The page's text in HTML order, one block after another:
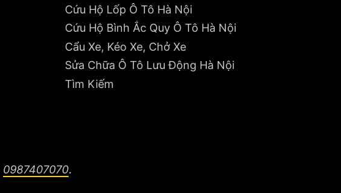
Cứu Hộ Lốp Ô Tô Hà Nội
Cứu Hộ Bình Ắc Quy Ô Tô Hà Nội
Cẩu Xe, Kéo Xe, Chở Xe
Sửa Chữa Ô Tô Lưu Động Hà Nội
Tìm Kiếm
0987407070.